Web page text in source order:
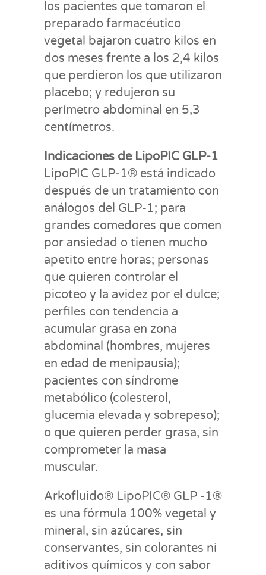
los pacientes que tomaron el
preparado farmacéutico
vegetal bajaron cuatro kilos en
dos meses frente a los 2,4 kilos
que perdieron los que utilizaron
placebo; y redujeron su
perímetro abdominal en 5,3
centímetros.
Indicaciones de LipoPIC GLP-1
LipoPIC GLP-1® está indicado
después de un tratamiento con
análogos del GLP-1; para
grandes comedores que comen
por ansiedad o tienen mucho
apetito entre horas; personas
que quieren controlar el
picoteo y la avidez por el dulce;
perfiles con tendencia a
acumular grasa en zona
abdominal (hombres, mujeres
en edad de menipausia);
pacientes con síndrome
metabólico (colesterol,
glucemia elevada y sobrepeso);
o que quieren perder grasa, sin
comprometer la masa
muscular.
Arkofluido® LipoPIC® GLP -1®
es una fórmula 100% vegetal y
mineral, sin azúcares, sin
conservantes, sin colorantes ni
aditivos químicos y con sabor